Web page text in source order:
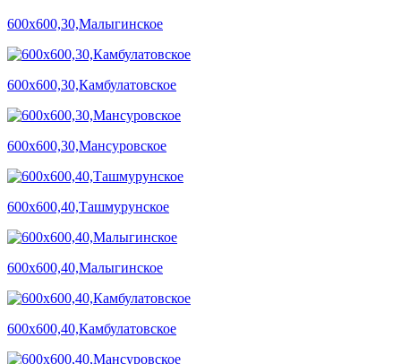
600х600,30,Малыгинское
600х600,30,Камбулатовское
600х600,30,Мансуровское
600х600,40,Ташмурунское
600х600,40,Малыгинское
600х600,40,Камбулатовское